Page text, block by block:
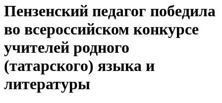
Пензенский педагог победила
во всероссийском конкурсе
учителей родного
(татарского) языка и
литературы